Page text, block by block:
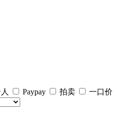
Paypay 拍卖 一口价